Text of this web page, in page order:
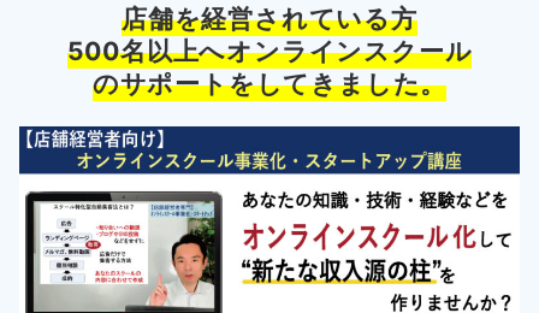
店舗を経営されている方
500名以上へオンラインスクール
のサポートをしてきました。